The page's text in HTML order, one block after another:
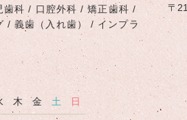
科 / 口腔外科 / 矯正歯科 /
/ 義歯（入れ歯） / インプラ
木 金 土 日
〒